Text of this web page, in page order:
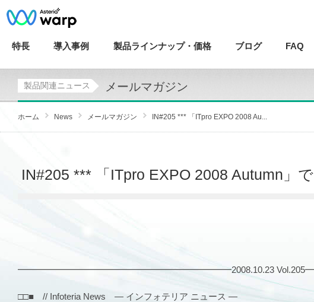
特長 導入事例 製品ラインナップ・ 価格 ブログ FAQ
製品関連ニュース メールマガジン
ホーム News メールマガジン IN#205 *** 「ITpro EXPO 2008 Au...
IN#205 *** 「ITpro EXPO 2008 Autumn」
━━━━━━━━━━━━━━━━━━━━━━━━2008.10.23
□□■ // Infoteria News — インフォテリア ニュース —